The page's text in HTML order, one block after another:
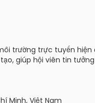
trường trực tuyến hiện
giúp hội viên tin
Minh, Việt Nam